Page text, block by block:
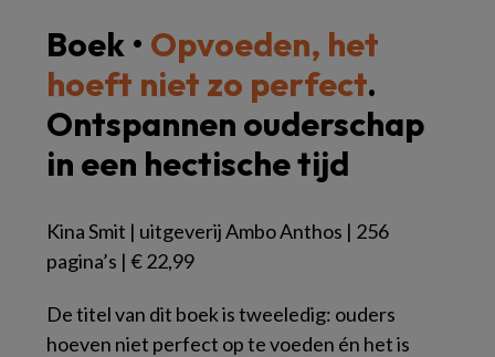
Boek • Opvoeden, het
hoeft niet zo perfect.
Ontspannen ouderschap
in een hectische tijd
Kina Smit | uitgeverij Ambo Anthos | 256
pagina’s | € 22,99
De titel van dit boek is tweeledig: ouders
hoeven niet perfect op te voeden én het is